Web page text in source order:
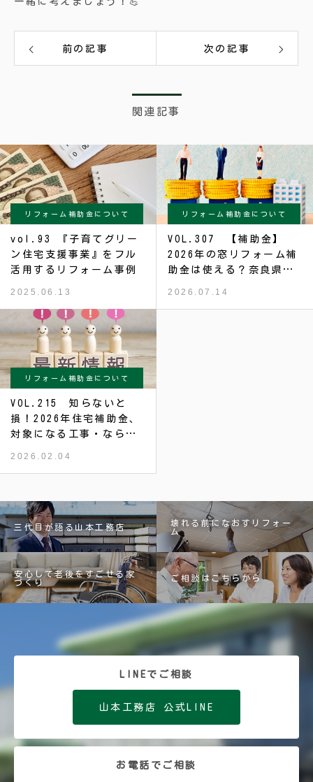
前の記事 次の記事
関連記事
リフォーム補助金について
vol.93 『子育てグリー
ン住宅支援事業』をフル
活用するリフォーム事例
2025.06.13
リフォーム補助金について
VOL.307 【補助金】
2026年の窓リフォーム補
助金は使える？奈良県で
2026.07.14
リフォーム補助金について
VOL.215 知らないと
損！2026年住宅補助金、
対象になる工事・ならな
2026.02.04
三代目が語る山本工務店
壊れる前になおすリフォー
ム
安心して老後をすごせる家
づくり
ご相談はこちらから
LINEでご相談
山本工務店 公式LINE
お電話でご相談